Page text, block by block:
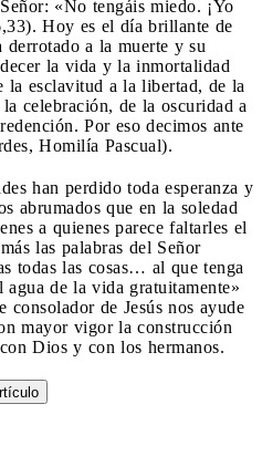
«No tengáis miedo. ¡Yo
Hoy es el día brillante de
a la muerte y su
la vida y la inmortalidad
esclavitud a la libertad, de la
celebración, de la oscuridad a
Por eso decimos ante
Homilía Pascual).
han perdido toda esperanza y
abrumados que en la soledad
a quienes parece faltarles el
las palabras del Señor
todas las cosas… al que tenga
de la vida gratuitamente»
consolador de Jesús nos ayude
mayor vigor la construcción
Dios y con los hermanos.